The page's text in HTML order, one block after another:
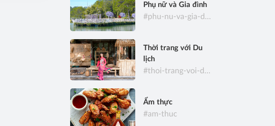
Phụ nữ và Gia đình
#phu-nu-va-gia-dinh
Thời trang với Du
lịch
#thoi-trang-voi-du-lich
Ẩm thực
#am-thuc